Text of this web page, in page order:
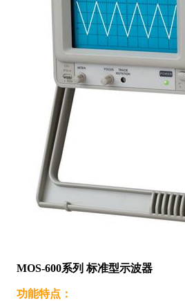
MOS-600系列 标准型示波器
功能特点：